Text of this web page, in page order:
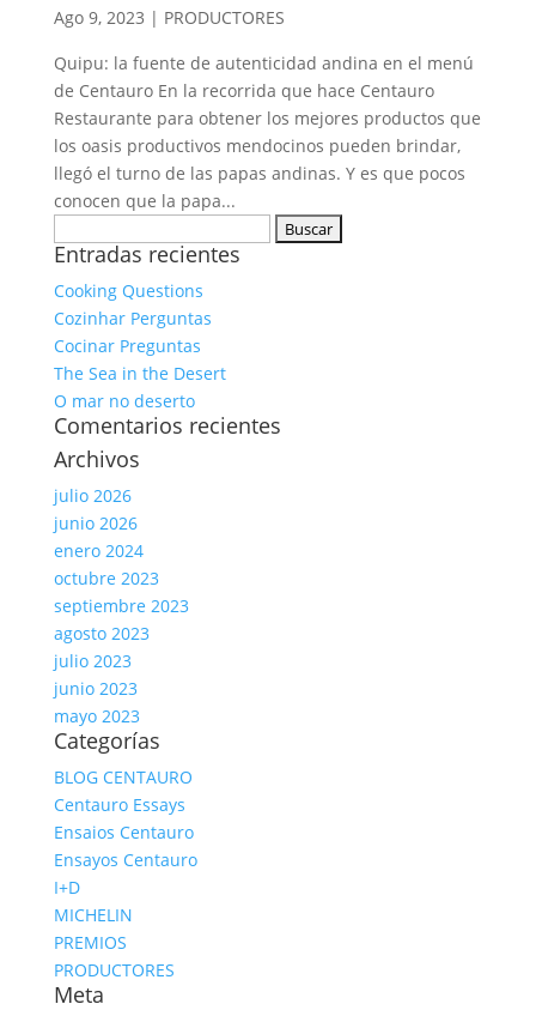
Ago 9, 2023 | PRODUCTORES
Quipu: la fuente de autenticidad andina en el menú
de Centauro En la recorrida que hace Centauro
Restaurante para obtener los mejores productos que
los oasis productivos mendocinos pueden brindar,
llegó el turno de las papas andinas. Y es que pocos
conocen que la papa...
Entradas recientes
Cooking Questions
Cozinhar Perguntas
Cocinar Preguntas
The Sea in the Desert
O mar no deserto
Comentarios recientes
Archivos
julio 2026
junio 2026
enero 2024
octubre 2023
septiembre 2023
agosto 2023
julio 2023
junio 2023
mayo 2023
Categorías
BLOG CENTAURO
Centauro Essays
Ensaios Centauro
Ensayos Centauro
I+D
MICHELIN
PREMIOS
PRODUCTORES
Meta